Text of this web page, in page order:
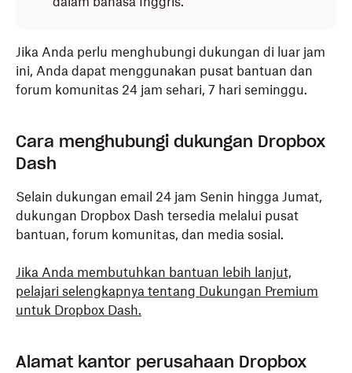
Jika Anda perlu menghubungi dukungan di luar jam
ini, Anda dapat menggunakan pusat bantuan dan
forum komunitas 24 jam sehari, 7 hari seminggu.
Cara menghubungi dukungan Dropbox
Dash
Selain dukungan email 24 jam Senin hingga Jumat,
dukungan Dropbox Dash tersedia melalui pusat
bantuan, forum komunitas, dan media sosial.
Jika Anda membutuhkan bantuan lebih lanjut,
pelajari selengkapnya tentang Dukungan Premium
untuk Dropbox Dash.
Alamat kantor perusahaan Dropbox